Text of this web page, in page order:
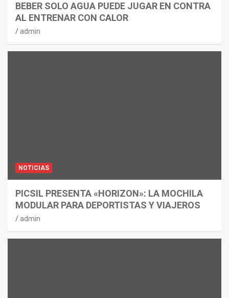
BEBER SOLO AGUA PUEDE JUGAR EN CONTRA
AL ENTRENAR CON CALOR
admin
NOTICIAS
PICSIL PRESENTA «HORIZON»: LA MOCHILA
MODULAR PARA DEPORTISTAS Y VIAJEROS
admin